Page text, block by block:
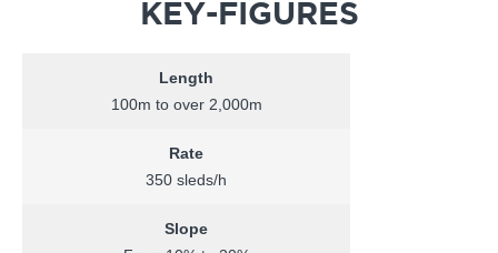
KEY-FIGURES
Length
100m to over 2,000m
Rate
350 sleds/h
Slope